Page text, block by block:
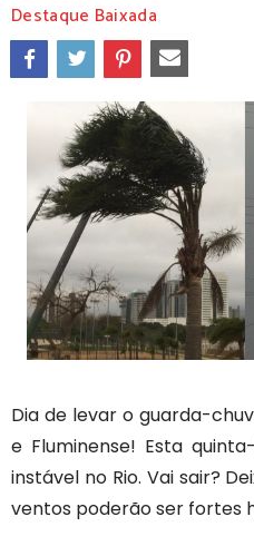
Destaque Baixada
Dia de levar o guarda-
e Fluminense! Esta
instável no Rio. Vai sair?
ventos poderão ser fortes